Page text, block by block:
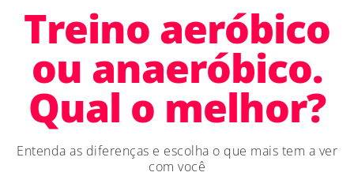
Treino aeróbico
ou anaeróbico.
Qual o melhor?
Entenda as diferenças e escolha o que mais tem a ver
com você